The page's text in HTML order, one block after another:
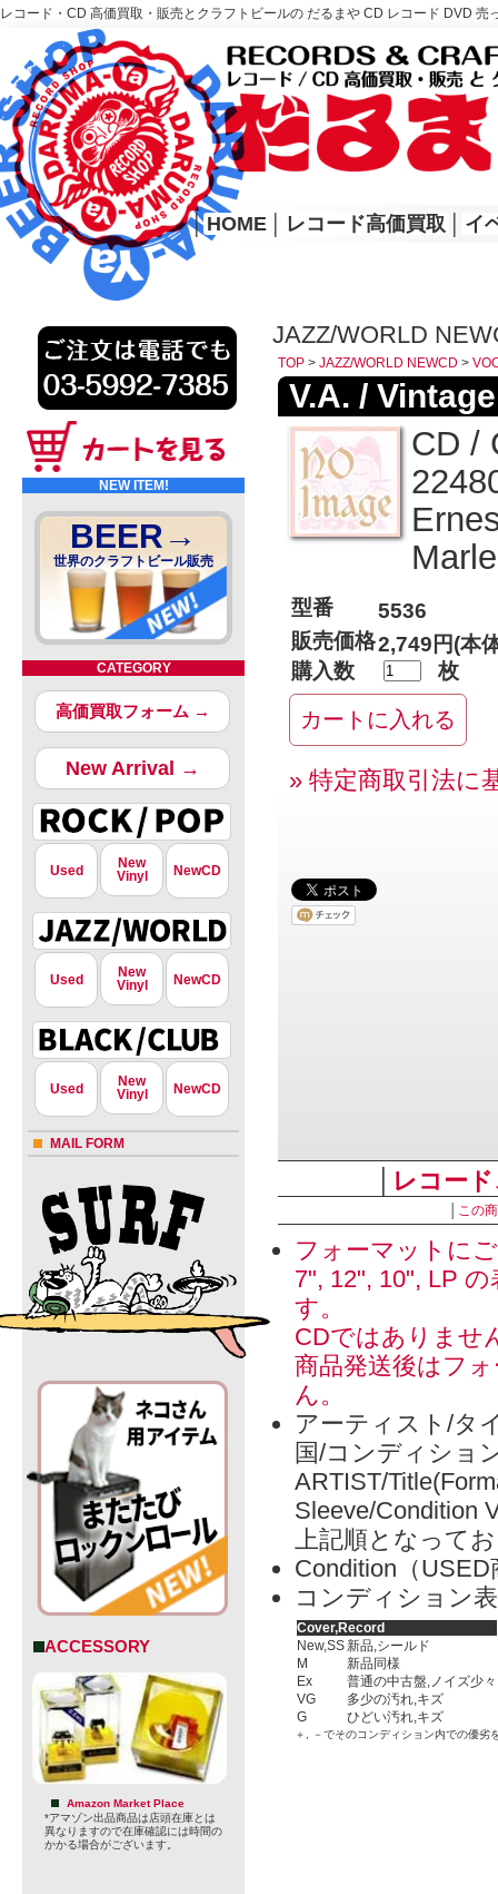
レコード・CD 高価買取・販売とクラフトビールの だるまや CD レコード DVD
レコード高価買取はこちら
HOME
│ HOME レコード高価買取 イ
NEW ITEM!
BEER→
世界のクラフトビール販売
CATEGORY
高価買取フォーム →
New Arrival →
Used
New
Vinyl
NewCD
Used
New
Vinyl
NewCD
Used
New
Vinyl
NewCD
MAIL FORM
ACCESSORY
Amazon Market Place
*アマゾン出品商品は店頭在庫とは
異なりますので在庫確認には時間の
かかる場合がございます。
JAZZ/WORLD
TOP > JAZZ/WORLD NEWCD >
V.A. /
CD /
型番
5536
販売価格2,749円(本
購入数
枚
» 特定商取引法に
レコー
この
フォーマットに
7", 12", 10", LP
す。
CDではありませ
商品発送後はフ
ん。
アーティスト/タ
国/コンディショ
ARTIST/
Sleeve/Condition
上記順となって
Condition（
コンディション
Cover,Record
New,SS新品,シールド
M
新品同様
Ex
普通の中古盤,ノイズ少々
VG
多少の汚れ,キズ
G
ひどい汚れ,キズ
＋, －でそのコンディション内での優劣